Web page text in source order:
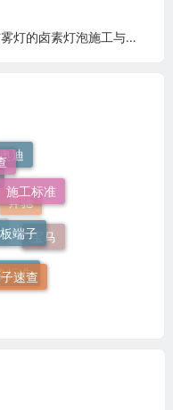
卤素灯泡施工与复检标准
速查
端子
标准
宝马
施工标准
奔驰
奥迪